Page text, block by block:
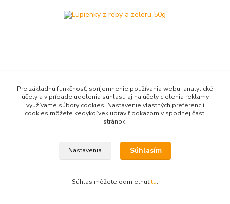
Lupienky z repy a zeleru 50g
1,75 €/ks
Nie je skladom
Pre základnú funkčnosť, spríjemnenie používania webu, analytické
účely a v prípade udelenia súhlasu aj na účely cielenia reklamy
využívame súbory cookies. Nastavenie vlastných preferencií
cookies môžete kedykoľvek upraviť odkazom v spodnej časti
stránok.
Nastavenia Súhlasím
Súhlas môžete odmietnuťtu.